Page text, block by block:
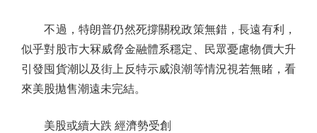
不過，特朗普仍然死撐關稅政策無錯，長遠有利，
似乎對股市大冧威脅金融體系穩定、民眾憂慮物價大升
引發囤貨潮以及街上反特示威浪潮等情況視若無睹，看
來美股拋售潮遠未完結。
美股或續大跌 經濟勢受創